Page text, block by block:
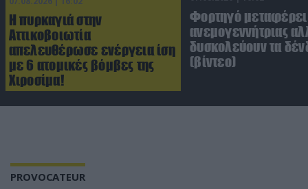
Η πυρκαγιά στην
Αττικοβοιωτία
απελευθέρωσε ενέργεια ίση
με 6 ατομικές βόμβες της
Χιροσίμα!
Φορτηγό μεταφέρει
ανεμογεννήτριας
δυσκολεύουν τα
(βίντεο)
PROVOCATEUR